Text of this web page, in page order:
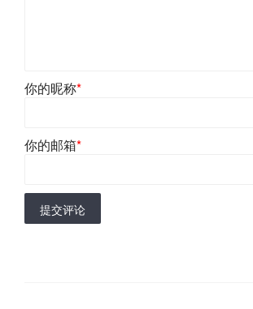
你的昵称*
你的邮箱*
提交评论